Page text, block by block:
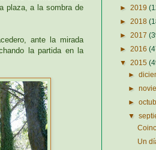
plaza, a la sombra de
ante la mirada
la partida en la
► 2019
► 2018
► 2017
► 2016
▼ 2015
►
►
►
▼
Un